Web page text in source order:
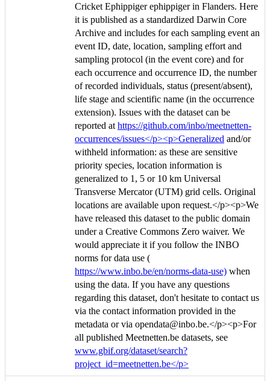
Cricket Ephippiger ephippiger in Flanders. Here
it is published as a standardized Darwin Core
Archive and includes for each sampling event an
event ID, date, location, sampling effort and
sampling protocol (in the event core) and for
each occurrence and occurrence ID, the number
of recorded individuals, status (present/absent),
life stage and scientific name (in the occurrence
extension). Issues with the dataset can be
reported at https://github.com/inbo/meetnetten-
occurrences/issues</p><p>Generalized and/or
withheld information: as these are sensitive
priority species, location information is
generalized to 1, 5 or 10 km Universal
Transverse Mercator (UTM) grid cells. Original
locations are available upon request.</p><p>We
have released this dataset to the public domain
under a Creative Commons Zero waiver. We
would appreciate it if you follow the INBO
norms for data use (
https://www.inbo.be/en/norms-data-use) when
using the data. If you have any questions
regarding this dataset, don't hesitate to contact us
via the contact information provided in the
metadata or via opendata@inbo.be.</p><p>For
all published Meetnetten.be datasets, see
www.gbif.org/dataset/search?
project_id=meetnetten.be</p>